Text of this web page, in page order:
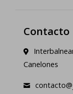
Contacto
Canelones